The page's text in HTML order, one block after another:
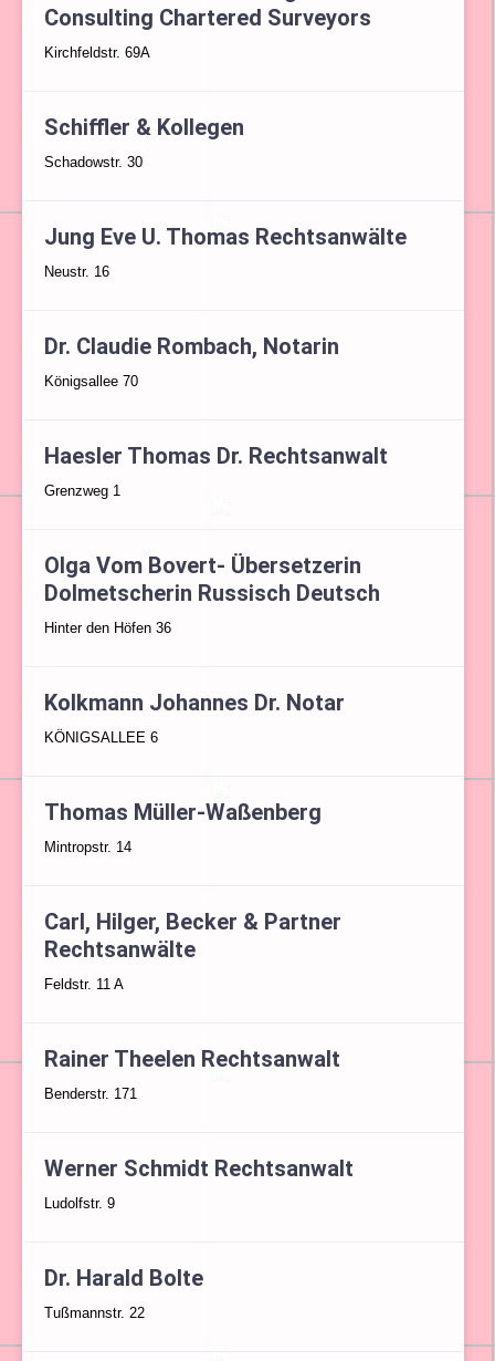
Consulting Chartered Surveyors
Kirchfeldstr. 69A
Schiffler & Kollegen
Schadowstr. 30
Jung Eve U. Thomas Rechtsanwälte
Neustr. 16
Dr. Claudie Rombach, Notarin
Königsallee 70
Haesler Thomas Dr. Rechtsanwalt
Grenzweg 1
Olga Vom Bovert- Übersetzerin
Dolmetscherin Russisch Deutsch
Hinter den Höfen 36
Kolkmann Johannes Dr. Notar
KÖNIGSALLEE 6
Thomas Müller-Waßenberg
Mintropstr. 14
Carl, Hilger, Becker & Partner
Rechtsanwälte
Feldstr. 11 A
Rainer Theelen Rechtsanwalt
Benderstr. 171
Werner Schmidt Rechtsanwalt
Ludolfstr. 9
Dr. Harald Bolte
Tußmannstr. 22